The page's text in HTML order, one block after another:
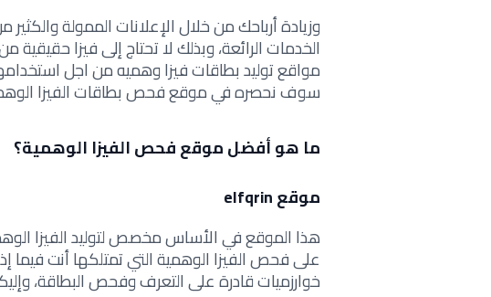
وزيادة أرباحك من خلال الإعلانات الممولة
الخدمات الرائعة، وبذلك لا تحتاج إلى فيزا
مواقع توليد بطاقات فيزا وهميه من اجل
سوف نحصره في موقع فحص بطاقات الفيزا
ما هو أفضل موقع فحص الفيزا الوهمية؟
موقع elfqrin
هذا الموقع في الأساس مخصص لتوليد الفيزا
على فحص الفيزا الوهمية التي تمتلكها أنت فيما
خوارزميات قادرة على التعرف وفحص البطاقة،